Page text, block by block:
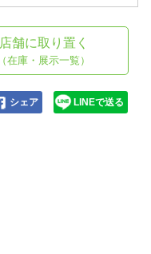
店舗に取り置く
（在庫・展示一覧）
シェア LINEで送る